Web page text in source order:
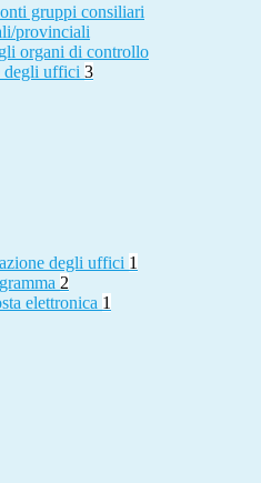
gruppi consiliari
provinciali
organi di controllo
degli uffici 3
degli uffici 1
2
elettronica 1